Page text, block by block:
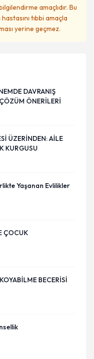
amaçlıdır. Bu
tıbbi amaçla
yerine geçmez.
DAVRANIŞ
ÖNERİLERİ
ÜZERİNDEN: AİLE
KURGUSU
Yaşanan Evlilikler
ÇOCUK
BECERİSİ